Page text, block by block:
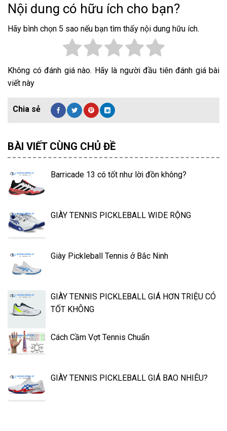
Nội dung có hữu ích cho bạn?
Hãy bình chọn 5 sao nếu bạn tìm thấy nội dung hữu ích.
Không có đánh giá nào. Hãy là người đầu tiên đánh giá bài
viết này
BÀI VIẾT CÙNG CHỦ ĐỀ
Barricade 13 có tốt như lời đồn không?
GIÀY TENNIS PICKLEBALL WIDE RỘNG
Giày Pickleball Tennis ở Bắc Ninh
GIÀY TENNIS PICKLEBALL GIÁ HƠN TRIỆU CÓ
TỐT KHÔNG
Cách Cầm Vợt Tennis Chuẩn
GIÀY TENNIS PICKLEBALL GIÁ BAO NHIÊU?